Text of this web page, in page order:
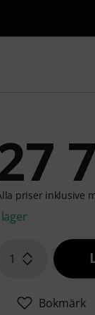
med
priser inklusive
1
Bokmärk